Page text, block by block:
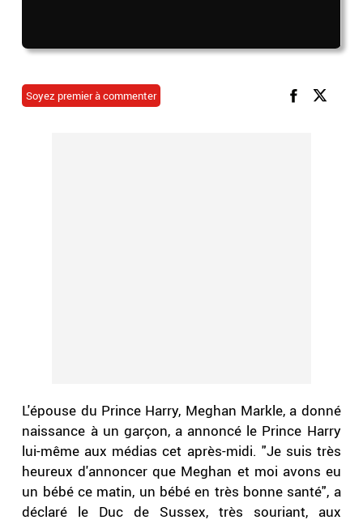
Soyez premier à commenter
L'épouse du Prince Harry, Meghan Markle, a donné
naissance à un garçon, a annoncé le Prince Harry
lui-même aux médias cet après-midi. "Je suis très
heureux d'annoncer que Meghan et moi avons eu
un bébé ce matin, un bébé en très bonne santé", a
déclaré le Duc de Sussex, très souriant, aux